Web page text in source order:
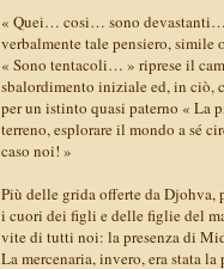
« Quei… cosi… sono devastanti…
verbalmente tale pensiero, simile
« Sono tentacoli… » riprese il
sbalordimento iniziale ed, in ciò,
per un istinto quasi paterno « La
terreno, esplorare il mondo a sé
caso noi! »
Più delle grida offerte da Djohva,
i cuori dei figli e delle figlie del
vite di tutti noi: la presenza di
La mercenaria, invero, era stata